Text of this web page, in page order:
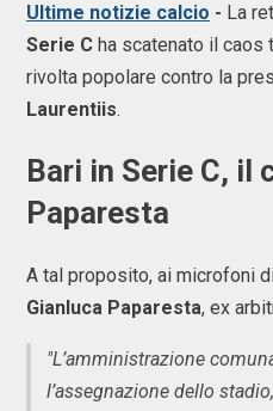
Ultime notizie calcio - La
Serie C ha scatenato il caos
rivolta popolare contro la
Laurentiis.
Bari in Serie C, il
Paparesta
A tal proposito, ai microfoni
Gianluca Paparesta, ex
"L’amministrazione
l’assegnazione dello